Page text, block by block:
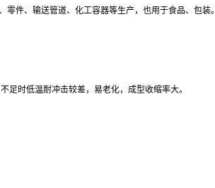
件、输送管道、化工容器等生产，也用于食品、包装。
足时低温耐冲击较差，易老化，成型收缩率大。